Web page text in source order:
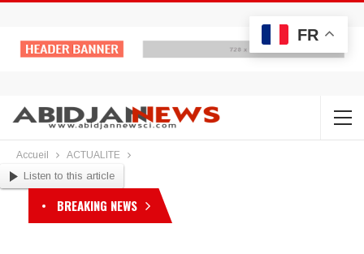
Accueil ACTUALITE
Listen to this article
BREAKING NEWS
FR